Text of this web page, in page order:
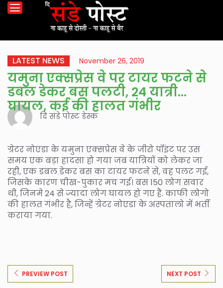
LATEST NEWS November 26, 2019
यमुना एक्सप्रेस वे पर टायर फटने से
डबल डेकर बस पलटी, 24 यात्री
घायल, कई की हालत गंभीर
दि संडे पोस्ट डेस्क
ग्रेटर नोएडा के यमुना एक्सप्रेस वे के जीरो पॉइंट पर उस
समय एक बड़ा हादसा हो गया जब यात्रियों को लेकर जा
रही, एक डबल डेकर बस का टायर फटने से, वह पलट गई,
जिसके कारण चीख-पुकार मच गई। बस 150 लोग सवार
थी, जिनमे 24 से ज्यादा लोग घायल हो गए हैं. काफी लोगो
की हालत गंभीर है, जिन्हें ग्रेटर नोएडा के अस्पतालो में भर्ती
कराया गया.
PREVIEW POST NEXT POST